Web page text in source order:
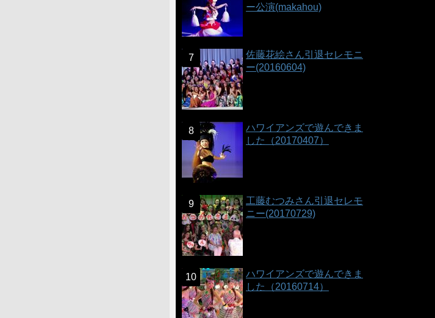
ー公演(makahou)
佐藤花絵さん引退セレモニ
ー(20160604)
ハワイアンズで遊んできま
した（20170407）
工藤むつみさん引退セレモ
ニー(20170729)
ハワイアンズで遊んできま
した（20160714）